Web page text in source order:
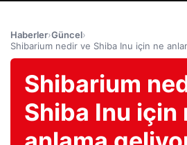
Haberler›Güncel›
Shibarium nedir ve Shiba Inu için ne
Shibarium
Shiba Inu için